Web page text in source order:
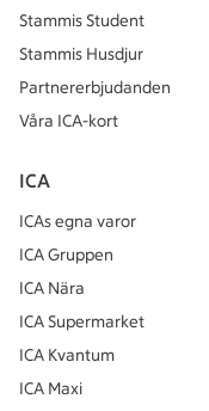
Stammis Student
Stammis Husdjur
Partnererbjudanden
Våra ICA-kort
ICA
ICAs egna varor
ICA Gruppen
ICA Nära
ICA Supermarket
ICA Kvantum
ICA Maxi